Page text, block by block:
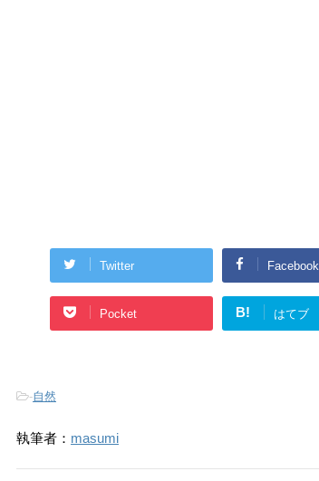
Twitter Facebook
Pocket B! はてブ
-自然
執筆者： masumi